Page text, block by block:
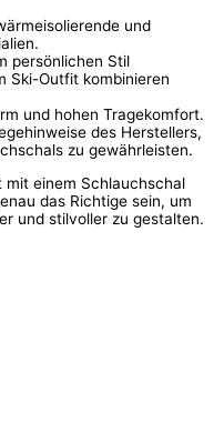
und
persönlichen Stil
Ski-Outfit kombinieren
und hohen Tragekomfort.
des Herstellers,
zu gewährleisten.
mit einem Schlauchschal
das Richtige sein, um
und stilvoller zu gestalten.